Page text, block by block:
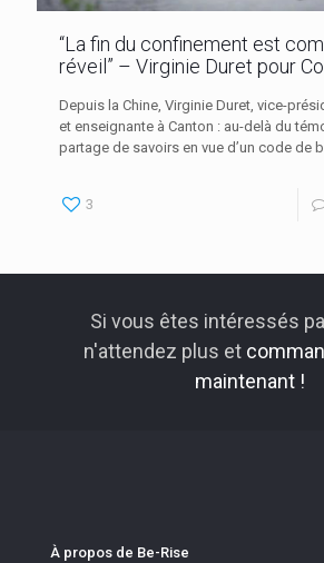
“La fin du confinement est
réveil” – Virginie Duret pour
Depuis la Chine, Virginie Duret, vice-
et enseignante à Canton : au-delà du
partage de savoirs en vue d’un code de
3
Si vous êtes intéressés
n'attendez plus et
maintenant !
À propos de Be-Rise